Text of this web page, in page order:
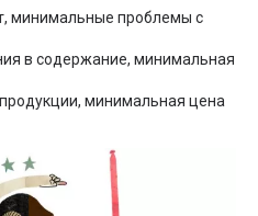
минимальные проблемы с
в содержание, минимальная
минимальная цена